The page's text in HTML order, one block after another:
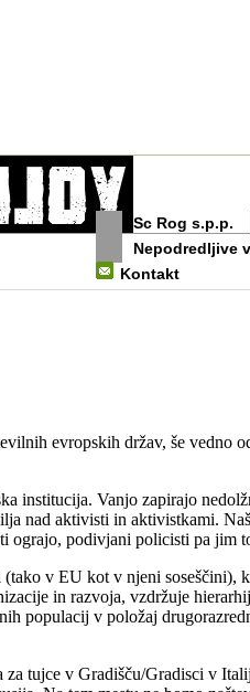
Sc Rog s.p.p.
Nepodredljive
Kontakt
evropskih držav, še vedno
institucija. Vanjo zapirajo
nad aktivisti in aktivistkami.
podivjani policisti pa jim
v EU kot v njeni soseščini),
in razvoja, vzdržuje
populacij v položaj
tujce v Gradišču/Gradisci v